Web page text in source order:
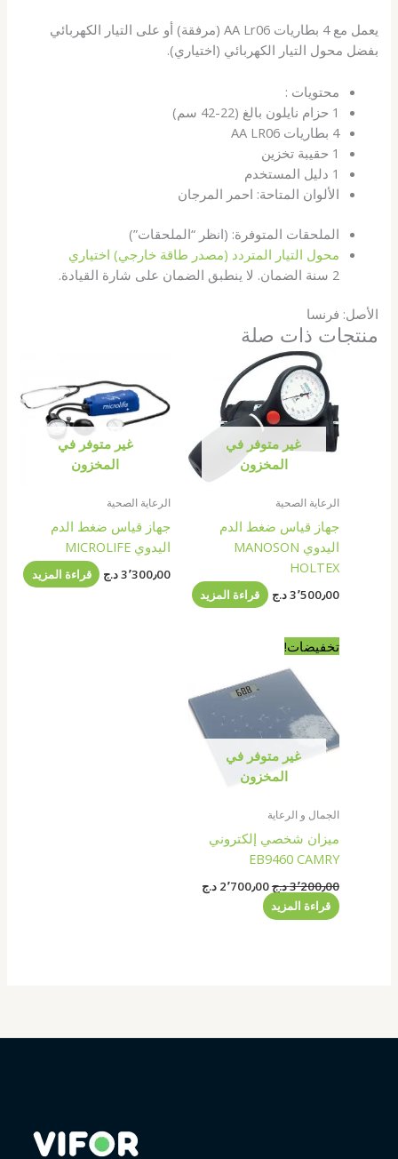
يعمل مع 4 بطاريات AA Lr06 (مرفقة) أو على التيار الكهربائي
بفضل محول التيار الكهربائي (اختياري).
محتويات :
1 حزام نايلون بالغ (22-42 سم)
4 بطاريات AA LR06
1 حقيبة تخزين
1 دليل المستخدم
الألوان المتاحة: احمر المرجان
الملحقات المتوفرة: (انظر “الملحقات”)
محول التيار المتردد (مصدر طاقة خارجي) اختياري
2 سنة الضمان. لا ينطبق الضمان على شارة القيادة.
الأصل: فرنسا
منتجات ذات صلة
غير متوفر في
المخزون
الرعاية الصحية
جهاز قياس ضغط الدم
اليدوي MANOSON
HOLTEX
3٬500٫00د.ج قراءة المزيد
غير متوفر في
المخزون
الرعاية الصحية
جهاز قياس ضغط الدم
اليدوي MICROLIFE
3٬300٫00د.ج قراءة المزيد
تخفيضات!
غير متوفر في
المخزون
الجمال و الرعاية
ميزان شخصي إلكتروني
EB9460 CAMRY
3٬200٫00د.ج
هو:
3٬200٫00 د.ج.
2٬700٫00 د.ج
قراءة المزيد